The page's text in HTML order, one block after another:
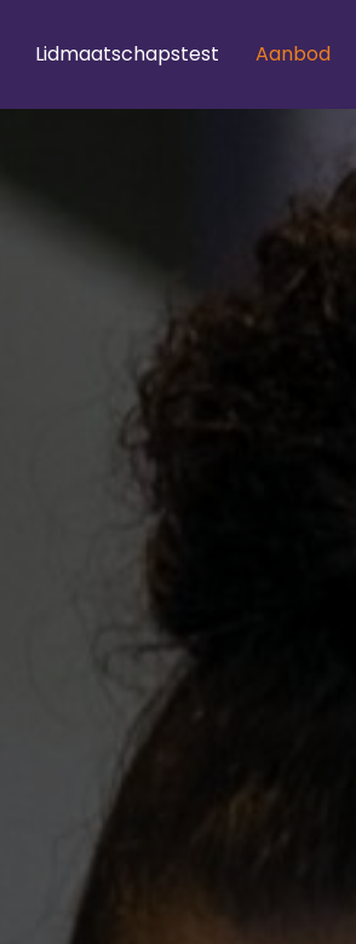
Lidmaatschapstest Aanbod